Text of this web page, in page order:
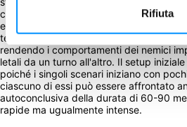
Rifiuta
con il proseguire dell'avventura, il livello
evolve e aumenta costantemente; i
tensione cambiano nel tempo,
rendendo i comportamenti dei nemici
letali da un turno all'altro. Il setup
poiché i singoli scenari iniziano con
ciascuno di essi può essere affrontato
autoconclusiva della durata di 60-90
rapide ma ugualmente intense.